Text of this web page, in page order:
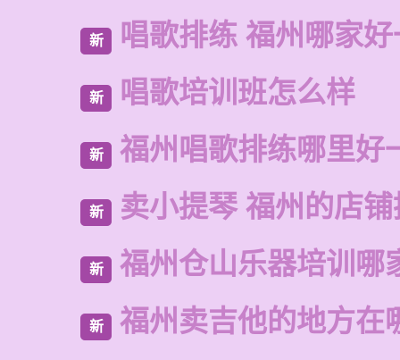
新 唱歌排练 福州哪家
新 唱歌培训班怎么样
新 福州唱歌排练哪里好
新 卖小提琴 福州的店
新 福州仓山乐器培训哪
新 福州卖吉他的地方在